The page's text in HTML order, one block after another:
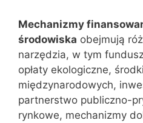
Mechanizmy
środowiska obejmują
narzędzia, w tym
opłaty ekologiczne,
międzynarodowych,
partnerstwo publiczno-
rynkowe, mechanizmy